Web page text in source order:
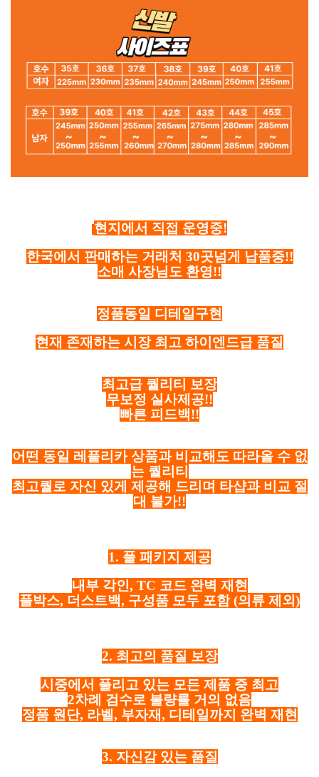
현지에서 직접 운영중!
한국에서 판매하는 거래처 30곳넘게 납품중!!
소매 사장님도 환영!!
정품동일 디테일구현
현재 존재하는 시장 최고 하이엔드급 품질
최고급 퀄리티 보장
무보정 실사제공!!
빠른 피드백!!
어떤 동일 레플리카 상품과 비교해도 따라올 수 없
는 퀄리티
최고퀄로 자신 있게 제공해 드리며 타샵과 비교 절
대 불가!!
1. 풀 패키지 제공
내부 각인, TC 코드 완벽 재현
풀박스, 더스트백, 구성품 모두 포함 (의류 제외)
2. 최고의 품질 보장
시중에서 풀리고 있는 모든 제품 중 최고
2차례 검수로 불량률 거의 없음
정품 원단, 라벨, 부자재, 디테일까지 완벽 재현
3. 자신감 있는 품질